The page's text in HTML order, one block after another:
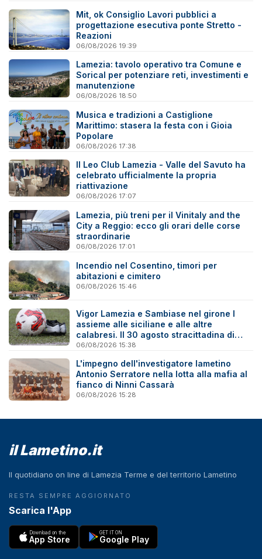
Mit, ok Consiglio Lavori pubblici a
progettazione esecutiva ponte Stretto -
Reazioni
06/08/2026 19:39
Lamezia: tavolo operativo tra Comune e
Sorical per potenziare reti, investimenti e
manutenzione
06/08/2026 18:50
Musica e tradizioni a Castiglione
Marittimo: stasera la festa con i Gioia
Popolare
06/08/2026 17:38
Il Leo Club Lamezia - Valle del Savuto ha
celebrato ufficialmente la propria
riattivazione
06/08/2026 17:07
Lamezia, più treni per il Vinitaly and the
City a Reggio: ecco gli orari delle corse
straordinarie
06/08/2026 17:01
Incendio nel Cosentino, timori per
abitazioni e cimitero
06/08/2026 15:46
Vigor Lamezia e Sambiase nel girone I
assieme alle siciliane e alle altre
calabresi. Il 30 agosto stracittadina di
Coppa Italia
06/08/2026 15:38
L'impegno dell'investigatore lametino
Antonio Serratore nella lotta alla mafia al
fianco di Ninni Cassarà
06/08/2026 15:28
il Lametino.it
Il quotidiano on line di Lamezia Terme e del territorio Lametino
RESTA SEMPRE AGGIORNATO
Scarica l'App
Download on the
App Store
GET IT ON
Google Play